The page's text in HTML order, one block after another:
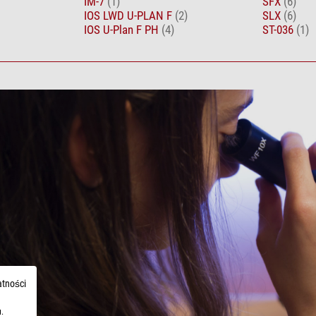
IOS LWD U-PLAN F (2)
IOS U-Plan F PH (4)
SLX (6)
ST-036 (1)